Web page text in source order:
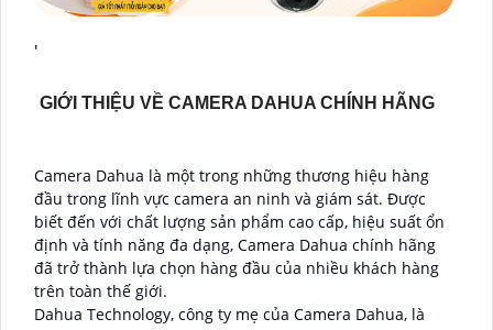
'
GIỚI THIỆU VỀ CAMERA DAHUA CHÍNH HÃNG
Camera Dahua là một trong những thương hiệu hàng
đầu trong lĩnh vực camera an ninh và giám sát. Được
biết đến với chất lượng sản phẩm cao cấp, hiệu suất ổn
định và tính năng đa dạng, Camera Dahua chính hãng
đã trở thành lựa chọn hàng đầu của nhiều khách hàng
trên toàn thế giới.
Dahua Technology, công ty mẹ của Camera Dahua, là